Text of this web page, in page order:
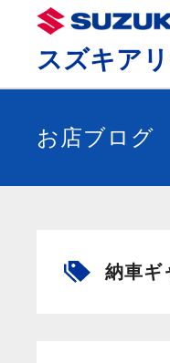
スズキア
お店ブログ
納車ギ